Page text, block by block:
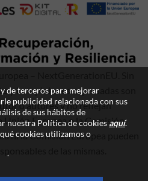
y las opiniones expresadas son
o autores y no reflejan
Unión Europea o la Comisión
ni la Comisión Europea pueden
de las mismas.
de terceros para mejorar
publicidad relacionada con sus
de sus hábitos de
nuestra Política de cookies aquí.
cookies utilizamos o
.